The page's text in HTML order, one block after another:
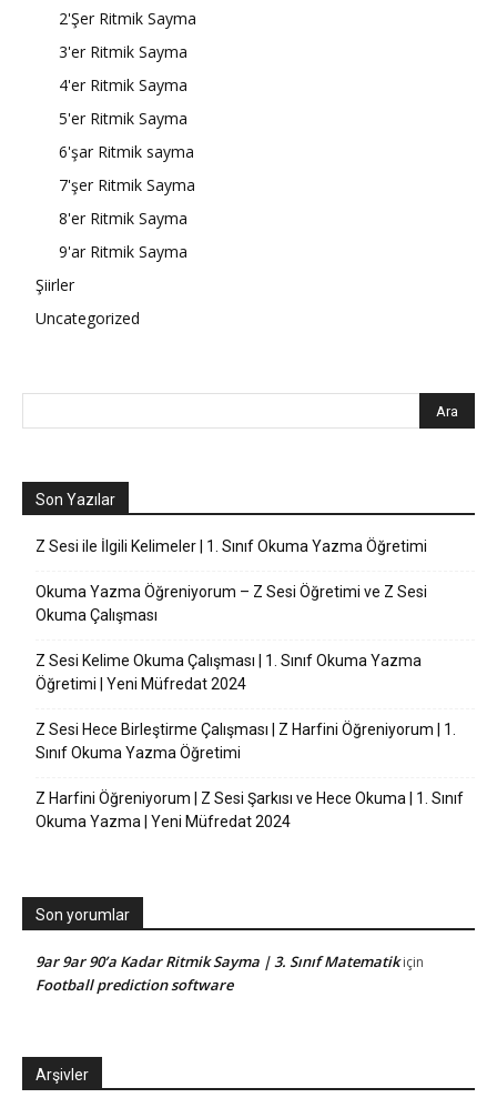
2'Şer Ritmik Sayma
3'er Ritmik Sayma
4'er Ritmik Sayma
5'er Ritmik Sayma
6'şar Ritmik sayma
7'şer Ritmik Sayma
8'er Ritmik Sayma
9'ar Ritmik Sayma
Şiirler
Uncategorized
Son Yazılar
Z Sesi ile İlgili Kelimeler | 1. Sınıf Okuma Yazma Öğretimi
Okuma Yazma Öğreniyorum – Z Sesi Öğretimi ve Z Sesi
Okuma Çalışması
Z Sesi Kelime Okuma Çalışması | 1. Sınıf Okuma Yazma
Öğretimi | Yeni Müfredat 2024
Z Sesi Hece Birleştirme Çalışması | Z Harfini Öğreniyorum | 1.
Sınıf Okuma Yazma Öğretimi
Z Harfini Öğreniyorum | Z Sesi Şarkısı ve Hece Okuma | 1. Sınıf
Okuma Yazma | Yeni Müfredat 2024
Son yorumlar
9ar 9ar 90’a Kadar Ritmik Sayma | 3. Sınıf Matematikiçin
Football prediction software
Arşivler